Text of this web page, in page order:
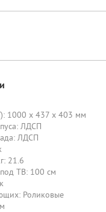
1000 x 437 x 403 мм
ЛДСП
ЛДСП
21.6
ТВ: 100 см
Роликовые